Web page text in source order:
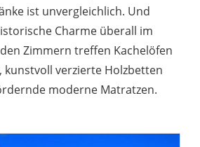
ist unvergleichlich. Und
Charme überall im
Zimmern treffen Kachelöfen
kunstvoll verzierte Holzbetten
moderne Matratzen.